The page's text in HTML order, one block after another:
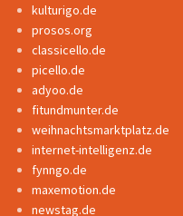
kulturigo.de
prosos.org
classicello.de
picello.de
adyoo.de
fitundmunter.de
weihnachtsmarktplatz.de
internet-intelligenz.de
fynngo.de
maxemotion.de
newstag.de